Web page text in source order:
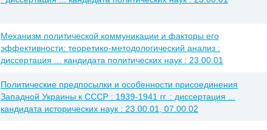
Механизм политической коммуникации и факторы его
эффективности: теоретико-методологический анализ :
диссертация ... кандидата политических наук : 23.00.01
Политические предпосылки и особенности присоединения
Западной Украины к СССР : 1939-1941 гг. : диссертация ...
кандидата исторических наук : 23.00.01, 07.00.02